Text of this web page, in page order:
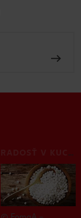
RADOSŤ V KUCHYNI